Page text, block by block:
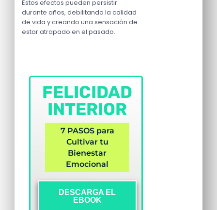
Estos efectos pueden persistir
durante años, debilitando la calidad
de vida y creando una sensación de
estar atrapado en el pasado.
FELICIDAD
INTERIOR
7 PASOS para
Cultivar tu
Bienestar
Emocional
DESCARGA EL
EBOOK